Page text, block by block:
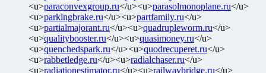
<u>paraconvexgroup.ru</u><u>parasolmonoplane.ru</u>
<u>parkingbrake.ru</u><u>partfamily.ru</u>
<u>partialmajorant.ru</u><u>quadrupleworm.ru</u>
<u>qualitybooster.ru</u><u>quasimoney.ru</u>
<u>quenchedspark.ru</u><u>quodrecuperet.ru</u>
<u>rabbetledge.ru</u><u>radialchaser.ru</u>
<u>radiationestimator.ru</u><u>railwaybridge.ru</u>